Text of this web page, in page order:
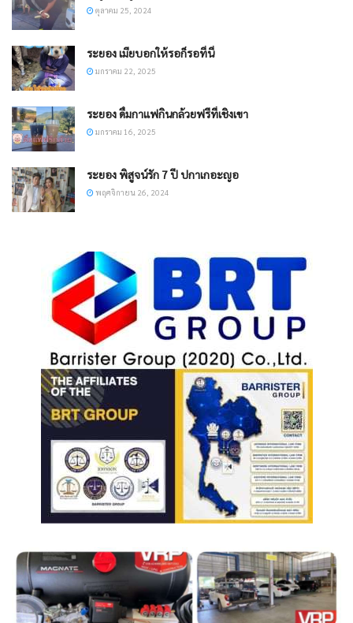
ตุลาคม 25, 2024
ระยอง เมียบอกให้รอก็รอที่นี่
มกราคม 22, 2025
ระยอง ดื่มกาแฟกินกล้วยฟรีที่เชิงเขา
มกราคม 16, 2025
ระยอง พิสูจน์รัก 7 ปี ปกาเกอะญอ
พฤศจิกายน 26, 2024